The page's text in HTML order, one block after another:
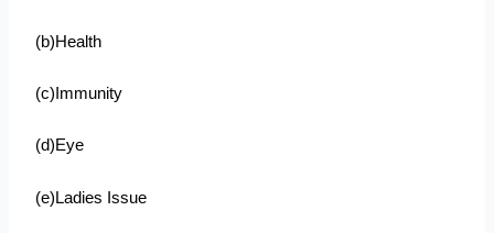
(b)Health
(c)Immunity
(d)Eye
(e)Ladies Issue